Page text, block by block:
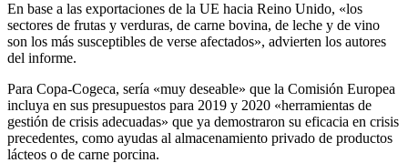
En base a las exportaciones de la UE hacia Reino Unido, «los
sectores de frutas y verduras, de carne bovina, de leche y de vino
son los más susceptibles de verse afectados», advierten los autores
del informe.
Para Copa-Cogeca, sería «muy deseable» que la Comisión Europea
incluya en sus presupuestos para 2019 y 2020 «herramientas de
gestión de crisis adecuadas» que ya demostraron su eficacia en crisis
precedentes, como ayudas al almacenamiento privado de productos
lácteos o de carne porcina.